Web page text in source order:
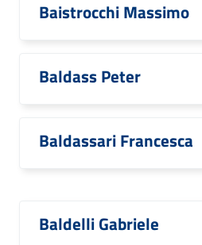
Baistrocchi Massimo
Baldass Peter
Baldassari Francesca
Baldelli Gabriele